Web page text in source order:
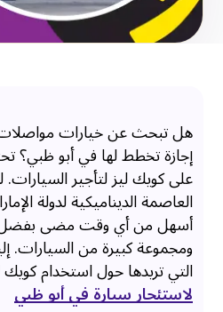
هل تبحث عن خيارات
إجازة تخطط لها في أبو ظبي؟
على كويك ليز لتأجير
العاصمة الديناميكية لدولة
أسهل من أي وقت مضى بفضل
ومجموعة كبيرة من السيارات.
التي تريدها حول استخدام كويك
لاستئجار سيارة في أبو ظبي